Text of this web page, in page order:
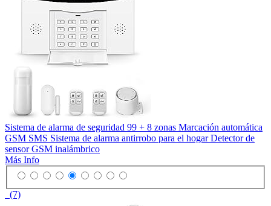
Sistema de alarma de seguridad 99 + 8 zonas Marcación automática
GSM SMS Sistema de alarma antirrobo para el hogar Detector de
sensor GSM inalámbrico
Más Info
(7)